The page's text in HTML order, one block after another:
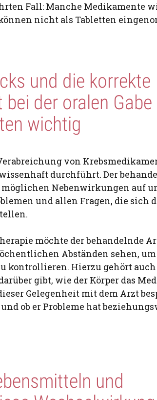
Fall: Manche Medikamente
nicht als Tabletten
und die korrekte
der oralen Gabe
wichtig
von
durchführt. Der
Nebenwirkungen auf
und allen Fragen, die sich
möchte der behandelnde
Abständen sehen,
kontrollieren. Hierzu gehört
gibt, wie der Körper das
Gelegenheit mit dem Arzt
ob er Probleme hat
und